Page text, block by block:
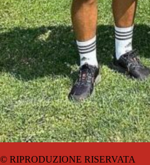
© RIPRODUZIONE RISERVATA